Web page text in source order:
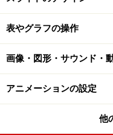
「日本語」の右側の▶を
される。「話し手の言
言語の数が異なる
たときに表示される
「上部(重ねて表示）
上」の4種類から指定
表やグラフの操作
画像・図形・サウンド・
アニメーションの設定
他